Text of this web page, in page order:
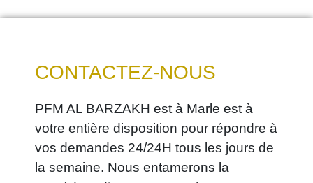
CONTACTEZ-NOUS
PFM AL BARZAKH est à Marle est à
votre entière disposition pour répondre à
vos demandes 24/24H tous les jours de
la semaine. Nous entamerons la